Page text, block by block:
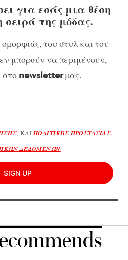
για εσάς μια θέση
της μόδας.
του στυλ και του
μπορούν να περιμένουν,
στο newsletterμας.
, ΚΑΙΠΟΛΙΤΙΚΗΣ ΠΡΟΣΤΑΣΙΑΣ
ΔΕΔΟΜΕΝΩΝ
SIGN UP